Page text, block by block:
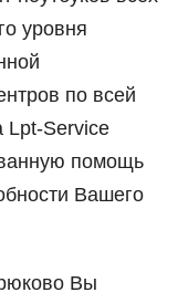
уровня
по всей
Lpt-Service
помощь
Вашего
Вы